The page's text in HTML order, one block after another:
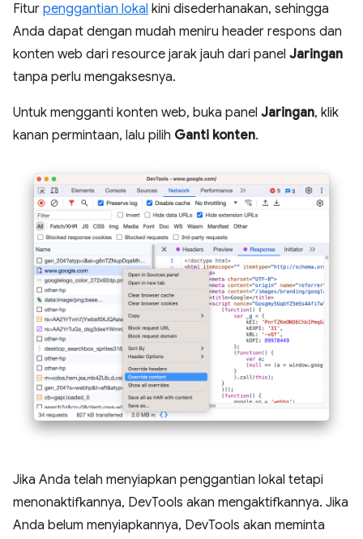
Fitur penggantian lokal kini disederhanakan, sehingga
Anda dapat dengan mudah meniru header respons dan
konten web dari resource jarak jauh dari panel Jaringan
tanpa perlu mengaksesnya.
Untuk mengganti konten web, buka panel Jaringan, klik
kanan permintaan, lalu pilih Ganti konten.
Jika Anda telah menyiapkan penggantian lokal tetapi
menonaktifkannya, DevTools akan mengaktifkannya. Jika
Anda belum menyiapkannya, DevTools akan meminta